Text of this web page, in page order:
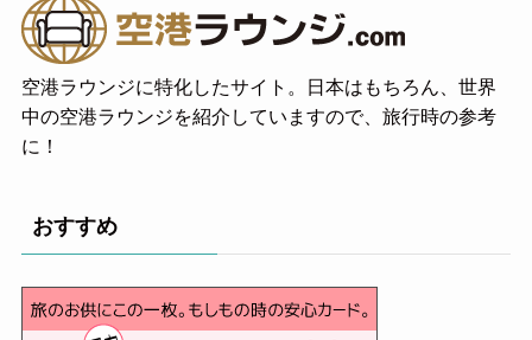
空港ラウンジに特化したサイト。日本はもちろん、世界
中の空港ラウンジを紹介していますので、旅行時の参考
に！
おすすめ